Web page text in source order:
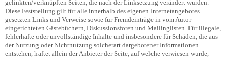
gelinkten/verknüpften Seiten, die nach der Linksetzung verändert wurden.
Diese Feststellung gilt für alle innerhalb des eigenen Internetangebotes
gesetzten Links und Verweise sowie für Fremdeinträge in vom Autor
eingerichteten Gästebüchern, Diskussionsforen und Mailinglisten. Für illegale,
fehlerhafte oder unvollständige Inhalte und insbesondere für Schäden, die aus
der Nutzung oder Nichtnutzung solcherart dargebotener Informationen
entstehen, haftet allein der Anbieter der Seite, auf welche verwiesen wurde,